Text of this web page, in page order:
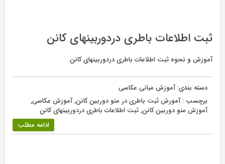
ثبت اطلاعات باطری دردوربینهای کانن
آموزش و نحوه ثبت اطلاعات باطری دردوربینهای کانن
دسته بندی:آموزش مبانی عکاسی
برچسب :آمورش ثبت باطری در منو دوربین کانن,آموزش عکاسی,
آموزش منو دوربین کانن,ثبت اطلاعات باطری دردوربینهای کانن
ادامه مطلب